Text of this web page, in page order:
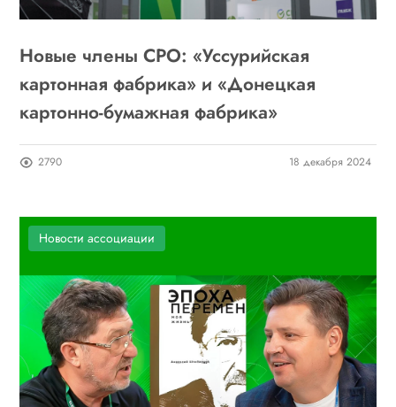
Новые члены СРО: «Уссурийская
картонная фабрика» и «Донецкая
картонно-бумажная фабрика»
2790 18 декабря 2024
Новости ассоциации